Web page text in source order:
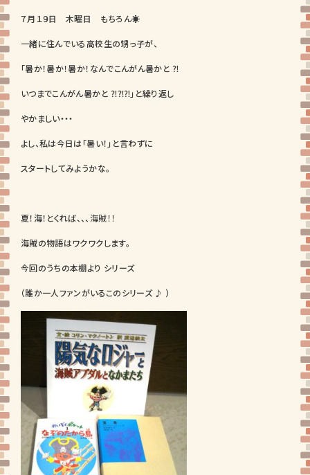
７月１９日 木曜日 もちろん☀
一緒に住んでいる高校生の甥っ子が、
「暑か！暑か！暑か！なんでこんがん暑かと ⁈
いつまでこんがん暑かと ⁈⁈⁈」と繰り返し
やかましい・・・
よし、私は今日は「暑い！」と言わずに
スタートしてみようかな。
夏！海！とくれば、、、 海賊！！
海賊の物語はワクワクします。
今回のうちの本棚より シリーズ
（誰か一人ファンがいるこのシリーズ ♪ ）